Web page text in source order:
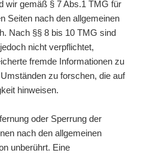
wir gemäß § 7 Abs.1 TMG für
Seiten nach den allgemeinen
Nach §§ 8 bis 10 TMG sind
nicht verpflichtet,
fremde Informationen zu
zu forschen, die auf
hinweisen.
oder Sperrung der
nach den allgemeinen
unberührt. Eine